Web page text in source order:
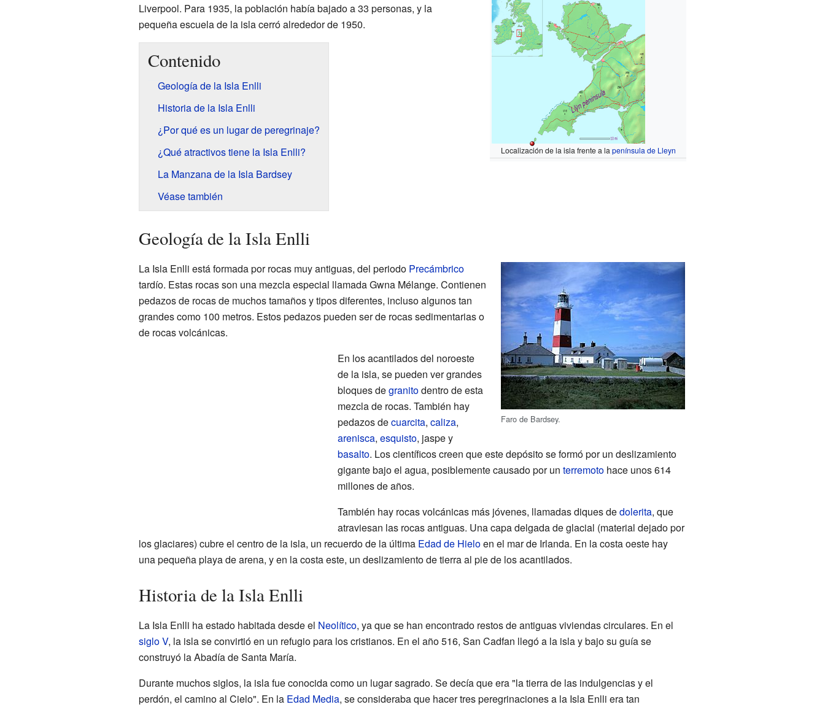
Localización de la isla frente a la península de Lleyn
Liverpool. Para 1935, la población había bajado a 33 personas, y la
pequeña escuela de la isla cerró alrededor de 1950.
Contenido
Geología de la Isla Enlli
Historia de la Isla Enlli
¿Por qué es un lugar de peregrinaje?
¿Qué atractivos tiene la Isla Enlli?
La Manzana de la Isla Bardsey
Véase también
Geología de la Isla Enlli
Faro de Bardsey.
La Isla Enlli está formada por rocas muy antiguas, del periodo Precámbrico
tardío. Estas rocas son una mezcla especial llamada Gwna Mélange. Contienen
pedazos de rocas de muchos tamaños y tipos diferentes, incluso algunos tan
grandes como 100 metros. Estos pedazos pueden ser de rocas sedimentarias o
de rocas volcánicas.
En los acantilados del noroeste
de la isla, se pueden ver grandes
bloques degranitodentro de esta
mezcla de rocas. También hay
pedazos decuarcita, caliza,
arenisca, esquisto, jaspe y
basalto. Los científicos creen que este depósito se formó por un deslizamiento
gigante bajo el agua, posiblemente causado por un terremotohace unos 614
millones de años.
También hay rocas volcánicas más jóvenes, llamadas diques dedolerita, que
atraviesan las rocas antiguas. Una capa delgada de glacial (material dejado por
los glaciares) cubre el centro de la isla, un recuerdo de la última Edad de Hieloen el mar de Irlanda. En la costa oeste hay
una pequeña playa de arena, y en la costa este, un deslizamiento de tierra al pie de los acantilados.
Historia de la Isla Enlli
La Isla Enlli ha estado habitada desde el Neolítico, ya que se han encontrado restos de antiguas viviendas circulares. En el
siglo V, la isla se convirtió en un refugio para los cristianos. En el año 516, San Cadfan llegó a la isla y bajo su guía se
construyó la Abadía de Santa María.
Durante muchos siglos, la isla fue conocida como un lugar sagrado. Se decía que era "la tierra de las indulgencias y el
perdón, el camino al Cielo". En la Edad Media, se consideraba que hacer tres peregrinaciones a la Isla Enlli era tan